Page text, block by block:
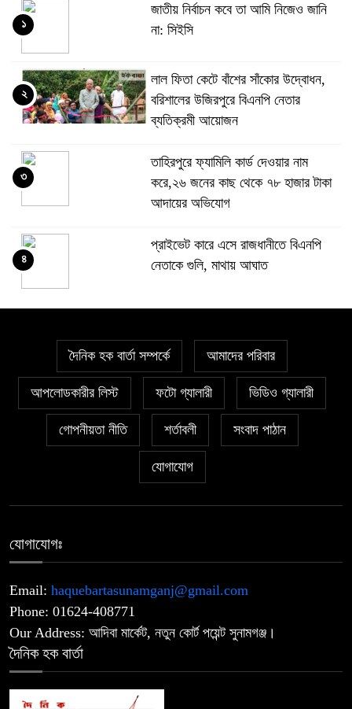
জাতীয় নির্বাচন কবে তা আমি নিজেও জানি
না: সিইসি
১
‎লাল ফিতা কেটে বাঁশের সাঁকোর উদ্বোধন,
বরিশালের উজিরপুরে বিএনপি নেতার
ব্যতিক্রমী আয়োজন
২
তাহিরপুরে ফ্যামিলি কার্ড দেওয়ার নাম
করে,২৬ জনের কাছ থেকে ৭৮ হাজার টাকা
আদায়ের অভিযোগ
৩
প্রাইভেট কারে এসে রাজধানীতে বিএনপি
নেতাকে গুলি, মাথায় আঘাত
৪
নাটোরে জাতীয় সংসদের হুইপ দুলুকে গুলি
করার চেষ্টা, যুবক আটক
উপজেলা ও ইউনিয়ন পরিষদ নির্বাচন
অক্টোবরে? চূড়ান্ত ঘোষণার অপেক্ষায় মাঠে
৮
নির্বাচিত দিরাই থানার ওসি মো. আমিনুল
৯
দৈনিক হক বার্তা সম্পর্কে আমাদের পরিবার
আপলোডকারীর লিস্ট ফটো গ্যালারী ভিডিও গ্যালারী
গোপনীয়তা নীতি শর্তাবলী সংবাদ পাঠান
যোগাযোগ
যোগাযোগঃ
Email: haquebartasunamganj@gmail.com
Phone: 01624-408771
Our Address: আদিবা মার্কেট, নতুন কোর্ট পয়েন্ট সুনামগঞ্জ।
দৈনিক হক বার্তা